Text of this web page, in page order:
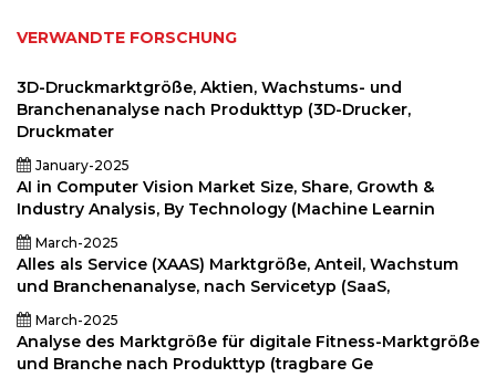
VERWANDTE FORSCHUNG
3D-Druckmarktgröße, Aktien, Wachstums- und
Branchenanalyse nach Produkttyp (3D-Drucker,
Druckmater
January-2025
AI in Computer Vision Market Size, Share, Growth &
Industry Analysis, By Technology (Machine Learnin
March-2025
Alles als Service (XAAS) Marktgröße, Anteil, Wachstum
und Branchenanalyse, nach Servicetyp (SaaS,
March-2025
Analyse des Marktgröße für digitale Fitness-Marktgröße
und Branche nach Produkttyp (tragbare Ge